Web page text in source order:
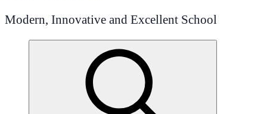
Modern, Innovative and Excellent School